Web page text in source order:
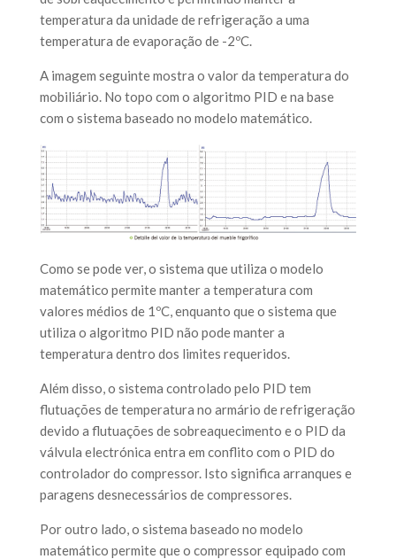
temperatura da unidade de refrigeração a uma
temperatura de evaporação de -2ºC.
A imagem seguinte mostra o valor da temperatura do
mobiliário. No topo com o algoritmo PID e na base
com o sistema baseado no modelo matemático.
Como se pode ver, o sistema que utiliza o modelo
matemático permite manter a temperatura com
valores médios de 1ºC, enquanto que o sistema que
utiliza o algoritmo PID não pode manter a
temperatura dentro dos limites requeridos.
Além disso, o sistema controlado pelo PID tem
flutuações de temperatura no armário de refrigeração
devido a flutuações de sobreaquecimento e o PID da
válvula electrónica entra em conflito com o PID do
controlador do compressor. Isto significa arranques e
paragens desnecessários de compressores.
Por outro lado, o sistema baseado no modelo
matemático permite que o compressor equipado com